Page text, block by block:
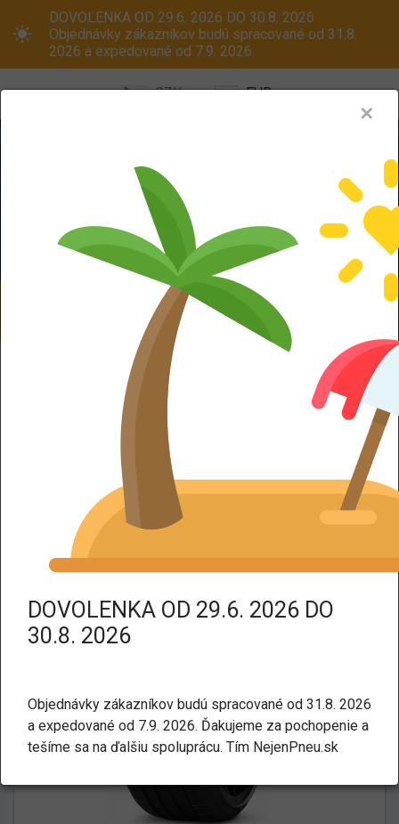
DOVOLENKA OD 29.6. 2026 DO 30.8. 2026
Objednávky zákazníkov budú spracované od 31.8.
2026 a expedované od 7.9. 2026.
CZK EUR
Menu
Oceľové disky ALU kola
Dodáváme aj na Slovensko! Platcom
DPH dodáme tovar bez DPH.
Osobné a SUV
PIRELLI P-ZERO(PZ4)MO-S KS
NCS XL TL 285/35 R20 104Y
✕
DOVOLENKA OD 29.6. 2026 DO
30.8. 2026
Objednávky zákazníkov budú spracované od 31.8. 2026
a expedované od 7.9. 2026. Ďakujeme za pochopenie a
tešíme sa na ďalšiu spoluprácu. Tím NejenPneu.sk